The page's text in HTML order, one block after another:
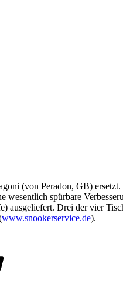
(von Peradon, GB)
wesentlich spürbare
ausgeliefert. Drei der vier
www.snookerservice.de).